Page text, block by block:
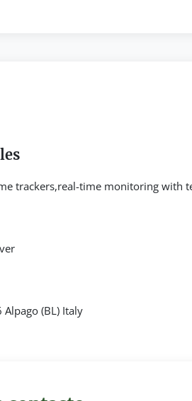
trackers,real-time monitoring with
(BL) Italy